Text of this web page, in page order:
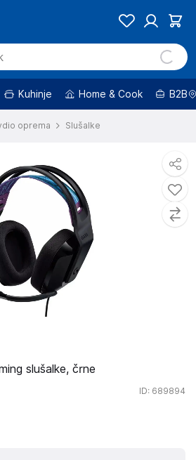
Kuhinje Home & Cook B2B
oprema Slušalke
slušalke, črne
ID: 689894